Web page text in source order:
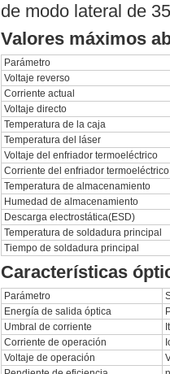
de modo lateral de
Valores máximos
Parámetro
Voltaje reverso
Corriente actual
Voltaje directo
Temperatura de la caja
Temperatura del láser
Voltaje del enfriador termoeléctrico
Corriente del enfriador termoeléctrico
Temperatura de almacenamiento
Humedad de almacenamiento
Descarga electrostática(ESD)
Temperatura de soldadura principal
Tiempo de soldadura principal
Características
Parámetro
Energía de salida óptica
Umbral de corriente
Corriente de operación
Voltaje de operación